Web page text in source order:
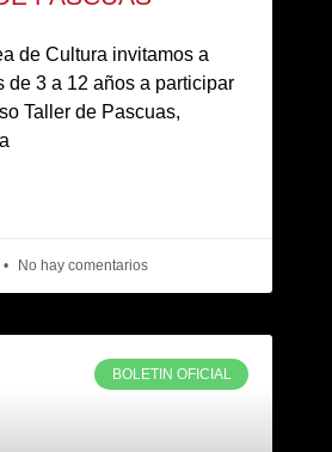
de Cultura invitamos a
de 3 a 12 años a participar
Taller de Pascuas,
No hay comentarios
BOLETIN OFICIAL